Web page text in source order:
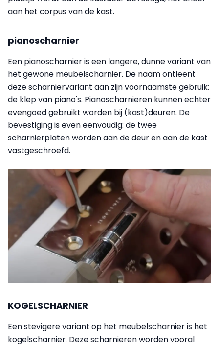
aan het corpus van de kast.
pianoscharnier
Een pianoscharnier is een langere, dunne variant van
het gewone meubelscharnier. De naam ontleent
deze scharniervariant aan zijn voornaamste gebruik:
de klep van piano's. Pianoscharnieren kunnen echter
evengoed gebruikt worden bij (kast)deuren. De
bevestiging is even eenvoudig: de twee
scharnierplaten worden aan de deur en aan de kast
vastgeschroefd.
KOGELSCHARNIER
Een stevigere variant op het meubelscharnier is het
kogelscharnier. Deze scharnieren worden vooral